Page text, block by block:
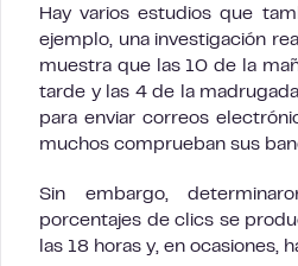
Hay varios estudios que
ejemplo, una investigación
muestra que las 10 de la
tarde y las 4 de la
para enviar correos
muchos comprueban sus
Sin embargo,
porcentajes de clics se
las 18 horas y, en ocasiones,